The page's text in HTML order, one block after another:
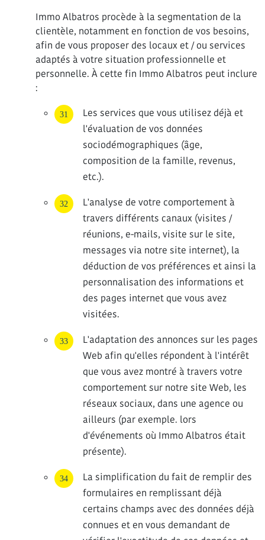
Immo Albatros procède à la segmentation de la
clientèle, notamment en fonction de vos besoins,
afin de vous proposer des locaux et / ou services
adaptés à votre situation professionnelle et
personnelle. À cette fin Immo Albatros peut inclure
:
Les services que vous utilisez déjà et
l'évaluation de vos données
sociodémographiques (âge,
composition de la famille, revenus,
etc.).
L'analyse de votre comportement à
travers différents canaux (visites /
réunions, e-mails, visite sur le site,
messages via notre site internet), la
déduction de vos préférences et ainsi la
personnalisation des informations et
des pages internet que vous avez
visitées.
L'adaptation des annonces sur les pages
Web afin qu'elles répondent à l'intérêt
que vous avez montré à travers votre
comportement sur notre site Web, les
réseaux sociaux, dans une agence ou
ailleurs (par exemple. lors
d'événements où Immo Albatros était
présente).
La simplification du fait de remplir des
formulaires en remplissant déjà
certains champs avec des données déjà
connues et en vous demandant de